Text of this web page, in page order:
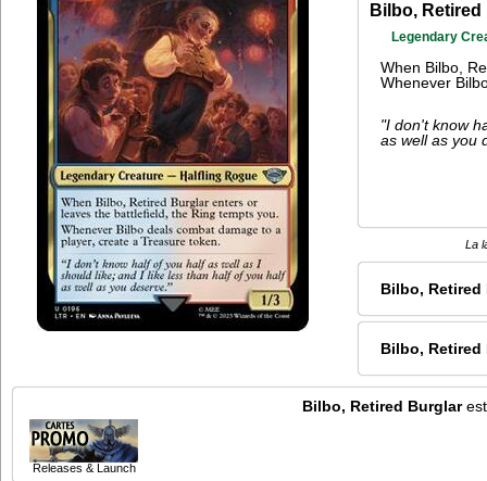
Bilbo,
Legendary
When Bilbo,
Whenever
"I don't know
as well as you
La
Bilbo, Retired
Bilbo, Retired
Bilbo, Retired Burglarest
Releases & Launch